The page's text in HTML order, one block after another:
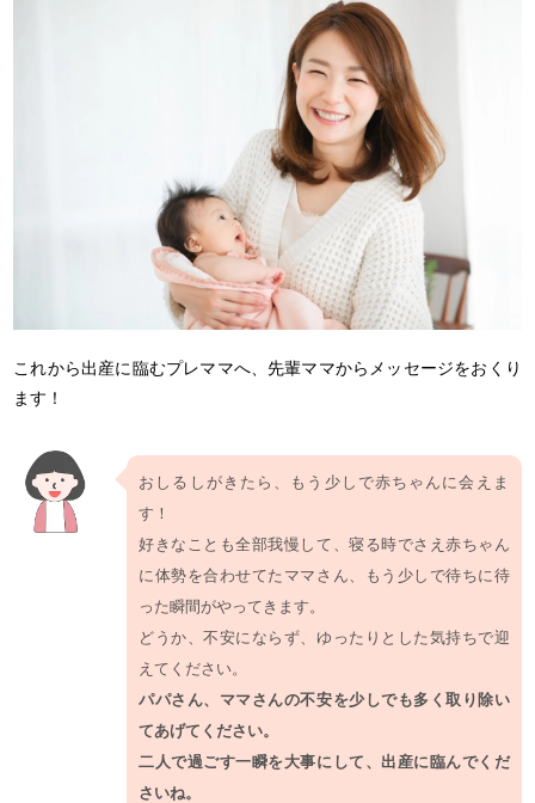
これから出産に臨むプレママへ、先輩ママからメッセージをおくり
ます！
おしるしがきたら、もう少しで赤ちゃんに会えま
す！
好きなことも全部我慢して、寝る時でさえ赤ちゃん
に体勢を合わせてたママさん、もう少しで待ちに待
った瞬間がやってきます。
どうか、不安にならず、ゆったりとした気持ちで迎
えてください。
パパさん、ママさんの不安を少しでも多く取り除い
てあげてください。
二人で過ごす一瞬を大事にして、出産に臨んでくだ
さいね。